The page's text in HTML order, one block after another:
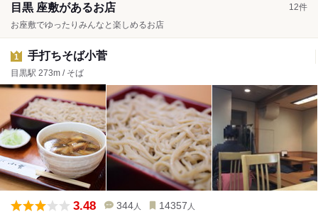
目黒 座敷があるお店 12件
お座敷でゆったりみんなと楽しめるお店
1 手打ちそば小菅
目黒駅 273m / そば
3.48 344 人 14357 人